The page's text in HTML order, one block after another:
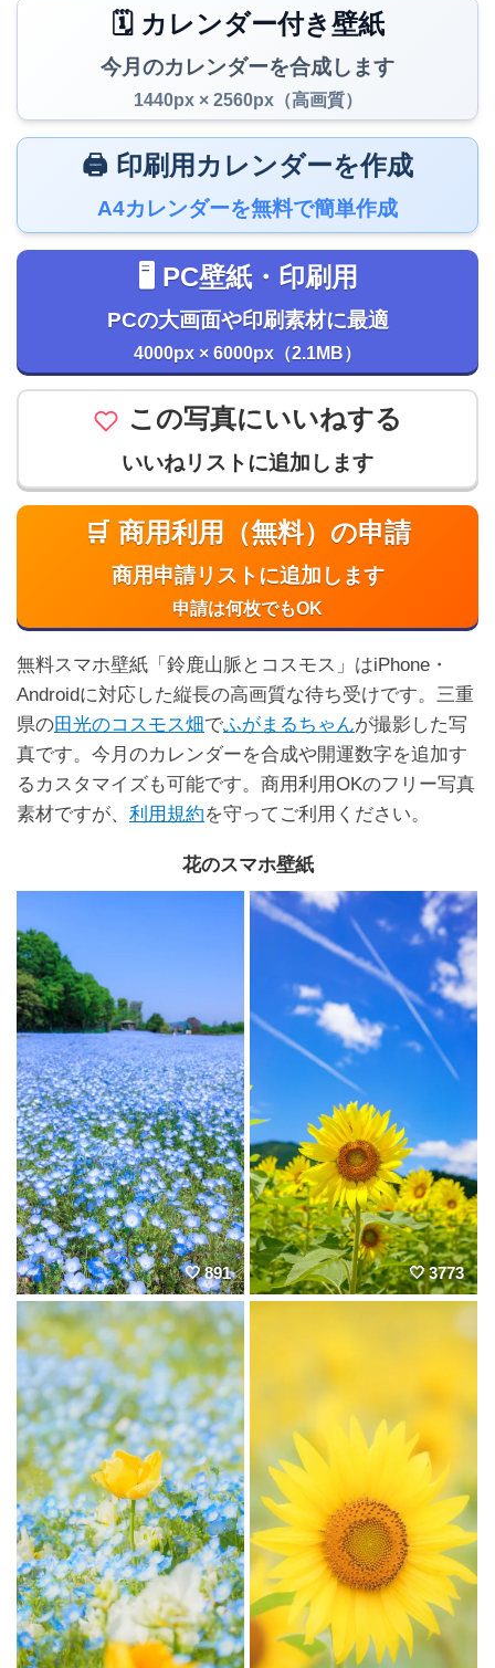
🗓️ カレンダー付き壁紙
今月のカレンダーを合成します
1440px × 2560px（高画質）
🖨️ 印刷用カレンダーを作成
A4カレンダーを無料で簡単作成
🖥️ PC壁紙・印刷用
PCの大画面や印刷素材に最適
4000px × 6000px（2.1MB）
この写真にいいねする
いいねリストに追加します
🛒 商用利用（無料）の申請
商用申請リストに追加します
申請は何枚でもOK
無料スマホ壁紙「鈴鹿山脈とコスモス」はiPhone・
Androidに対応した縦長の高画質な待ち受けです。三重
県の田光のコスモス畑でふがまるちゃんが撮影した写
真です。今月のカレンダーを合成や開運数字を追加す
るカスタマイズも可能です。商用利用OKのフリー写真
素材ですが、 利用規約を守ってご利用ください。
花のスマホ壁紙
891 3773